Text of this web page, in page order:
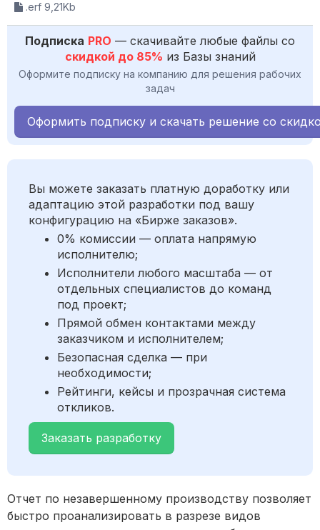
.erf 9,21Kb
Подписка PRO — скачивайте любые файлы со
скидкой до 85% из Базы знаний
Оформите подписку на компанию для решения рабочих
задач
Оформить подписку и скачать решение со
Вы можете заказать платную доработку или
адаптацию этой разработки под вашу
конфигурацию на «Бирже заказов».
0% комиссии — оплата напрямую
исполнителю;
Исполнители любого масштаба — от
отдельных специалистов до команд
под проект;
Прямой обмен контактами между
заказчиком и исполнителем;
Безопасная сделка — при
необходимости;
Рейтинги, кейсы и прозрачная система
откликов.
Заказать разработку
Отчет по незавершенному производству позволяет
быстро проанализировать в разрезе видов